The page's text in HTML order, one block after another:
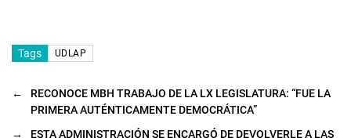
Tags UDLAP
←
RECONOCE MBH TRABAJO DE LA LX LEGISLATURA: “FUE LA
PRIMERA AUTÉNTICAMENTE DEMOCRÁTICA”
→
ESTA ADMINISTRACIÓN SE ENCARGÓ DE DEVOLVERLE A LAS